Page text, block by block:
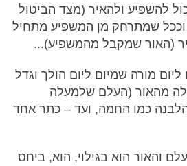
להשפיע ולהאיר (מצד הביטול
שמתרחק מן המשפיע מתחיל
(האור שמקבל מהמשפיע)...
ליום מורה שמיום ליום הולך וגדל
מהאור (העלם שלמעלה
הלבנה כמו החמה, ועד – כתר אחד
והאור הוא בגילוי, הוא, ביחס